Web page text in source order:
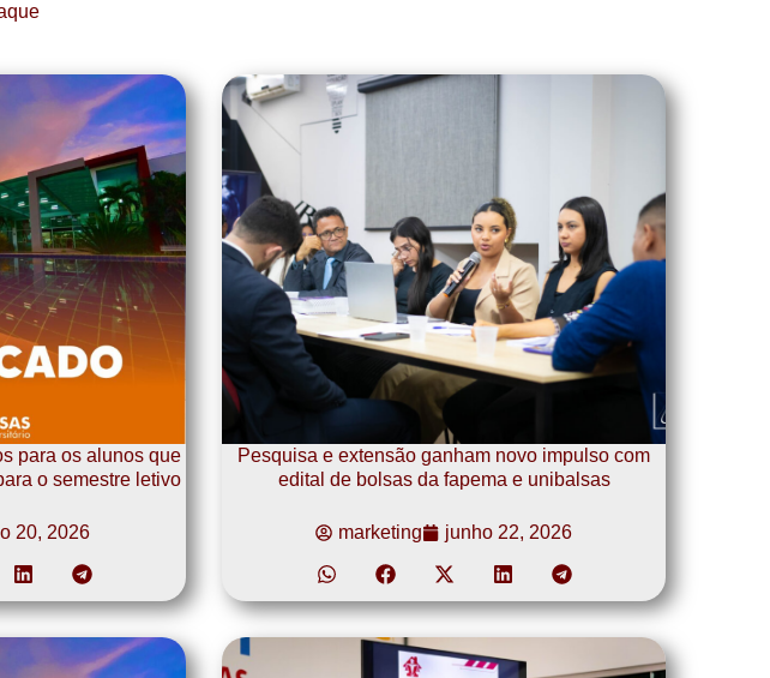
para os alunos que
o semestre letivo
20, 2026
Pesquisa e extensão ganham novo impulso com
edital de bolsas da fapema e unibalsas
marketing junho 22, 2026